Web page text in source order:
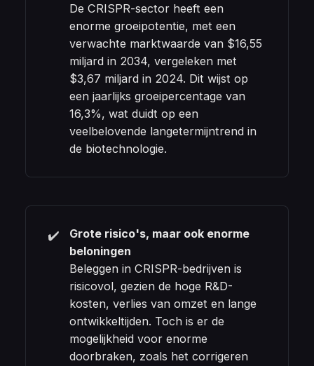
De CRISPR-sector heeft een
enorme groeipotentie, met een
verwachte marktwaarde van $16,55
miljard in 2034, vergeleken met
$3,67 miljard in 2024. Dit wijst op
een jaarlijks groeipercentage van
16,3%, wat duidt op een
veelbelovende langetermijntrend in
de biotechnologie.
✔️
Grote risico's, maar ook enorme
beloningen
Beleggen in CRISPR-bedrijven is
risicovol, gezien de hoge R&D-
kosten, verlies van omzet en lange
ontwikkeltijden. Toch is er de
mogelijkheid voor enorme
doorbraken, zoals het corrigeren